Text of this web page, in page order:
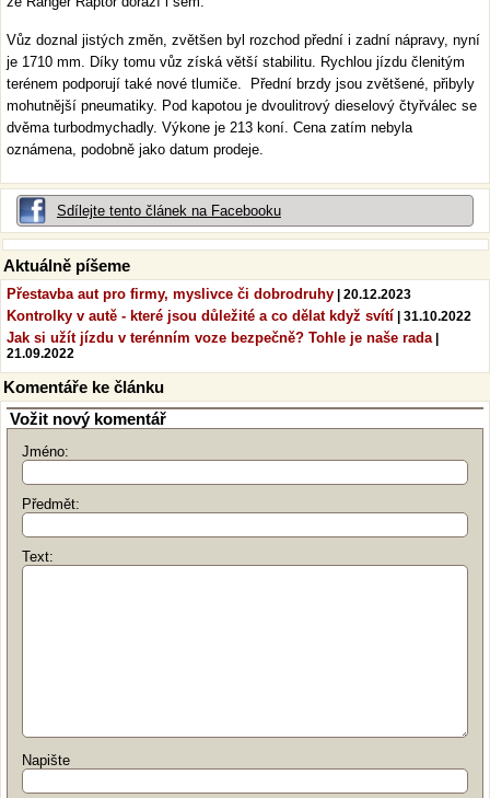
Vůz doznal jistých změn, zvětšen byl rozchod přední i zadní nápravy, nyní
je 1710 mm. Díky tomu vůz získá větší stabilitu. Rychlou jízdu členitým
terénem podporují také nové tlumiče. Přední brzdy jsou zvětšené, přibyly
mohutnější pneumatiky. Pod kapotou je dvoulitrový dieselový čtyřválec se
dvěma turbodmychadly. Výkone je 213 koní. Cena zatím nebyla
oznámena, podobně jako datum prodeje.
Sdílejte tento článek na Facebooku
Aktuálně píšeme
Přestavba aut pro firmy, myslivce či dobrodruhy | 20.12.2023
Kontrolky v autě - které jsou důležité a co dělat když svítí | 31.10.2022
Jak si užít jízdu v terénním voze bezpečně? Tohle je naše rada|
21.09.2022
Komentáře ke článku
Vožit nový komentář
Jméno:
Předmět:
Text:
Napište